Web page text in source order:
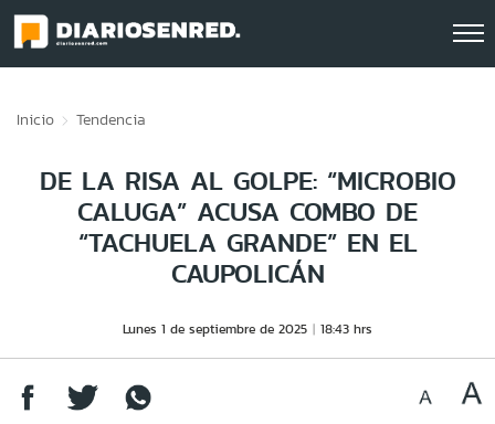
Inicio Tendencia
DE LA RISA AL GOLPE: “MICROBIO
CALUGA” ACUSA COMBO DE
“TACHUELA GRANDE” EN EL
CAUPOLICÁN
Lunes 1 de septiembre de 2025 18:43 hrs